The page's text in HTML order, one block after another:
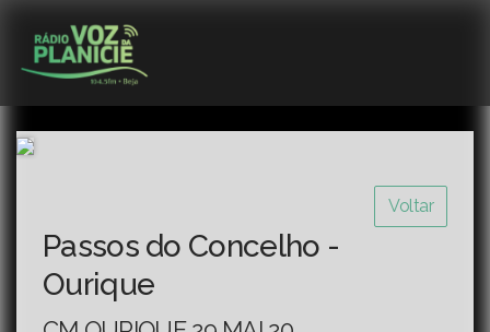
Voltar
Passos do Concelho -
Ourique